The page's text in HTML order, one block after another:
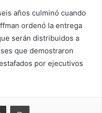
años culminó cuando
ordenó la entrega
serán distribuidos a
que demostraron
por ejecutivos
Compartir via Email Imprimi